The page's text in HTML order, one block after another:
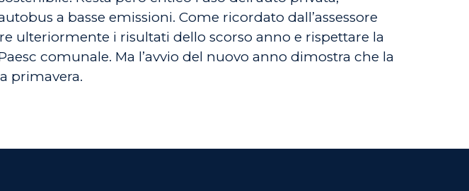
a basse emissioni. Come ricordato dall’assessore
ulteriormente i risultati dello scorso anno e rispettare la
comunale. Ma l’avvio del nuovo anno dimostra che la
primavera.